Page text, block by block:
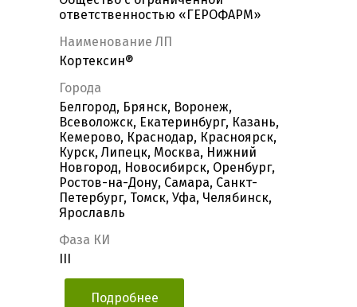
ответственностью «ГЕРОФАРМ»
Наименование ЛП
Кортексин®
Города
Белгород, Брянск, Воронеж,
Всеволожск, Екатеринбург, Казань,
Кемерово, Краснодар, Красноярск,
Курск, Липецк, Москва, Нижний
Новгород, Новосибирск, Оренбург,
Ростов-на-Дону, Самара, Санкт-
Петербург, Томск, Уфа, Челябинск,
Ярославль
Фаза КИ
Подробнее